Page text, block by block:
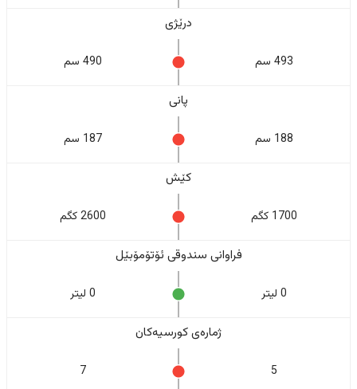
درێژی
493 سم 490 سم
پانی
188 سم 187 سم
کێش
1700 کگم 2600 کگم
فراوانی سندوقی ئۆتۆمۆبێل
0 لیتر 0 لیتر
ژمارەی کورسیەکان
5
7